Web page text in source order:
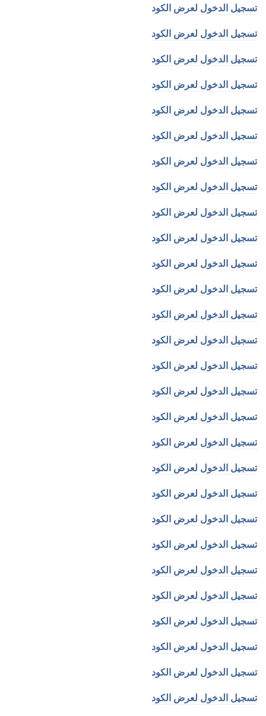
تسجيل الدخول لعرض الكود
تسجيل الدخول لعرض الكود
تسجيل الدخول لعرض الكود
تسجيل الدخول لعرض الكود
تسجيل الدخول لعرض الكود
تسجيل الدخول لعرض الكود
تسجيل الدخول لعرض الكود
تسجيل الدخول لعرض الكود
تسجيل الدخول لعرض الكود
تسجيل الدخول لعرض الكود
تسجيل الدخول لعرض الكود
تسجيل الدخول لعرض الكود
تسجيل الدخول لعرض الكود
تسجيل الدخول لعرض الكود
تسجيل الدخول لعرض الكود
تسجيل الدخول لعرض الكود
تسجيل الدخول لعرض الكود
تسجيل الدخول لعرض الكود
تسجيل الدخول لعرض الكود
تسجيل الدخول لعرض الكود
تسجيل الدخول لعرض الكود
تسجيل الدخول لعرض الكود
تسجيل الدخول لعرض الكود
تسجيل الدخول لعرض الكود
تسجيل الدخول لعرض الكود
تسجيل الدخول لعرض الكود
تسجيل الدخول لعرض الكود
تسجيل الدخول لعرض الكود